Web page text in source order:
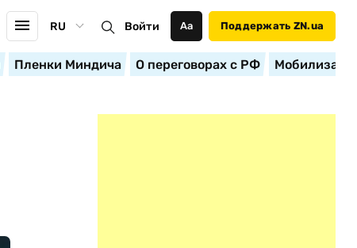
RU Войти Аа Поддержать ZN.ua
Пленки Миндича О переговорах с РФ